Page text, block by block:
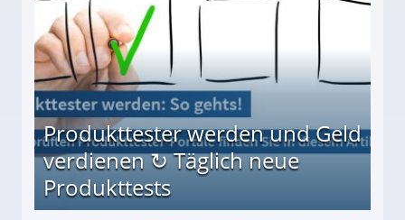
Produkttester werden und Geld
verdienen ↻ Täglich neue
Produkttests